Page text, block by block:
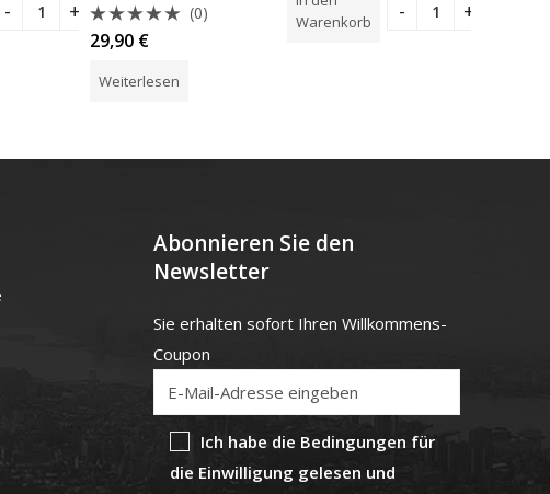
Bewertet
mit
von
(0)
29,90 €
Weiterlesen
von
5Warenkorb
Abonnieren Sie den
Newsletter
Sie erhalten sofort Ihren Willkommens-
Coupon
Ich habe die Bedingungen für
die Einwilligung gelesen und